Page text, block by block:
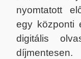
nyomtatott
egy központi
digitális
díjmentesen.